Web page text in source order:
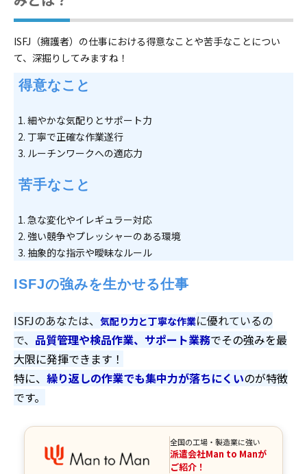
ISFJ（擁護者）の仕事における得意なことや苦手なことについ
て、深掘りしてみますね！
得意なこと
細やかな気配りとサポート力
丁寧で正確な作業遂行
ルーチンワークへの適応力
苦手なこと
急な変化やイレギュラー対応
強い競争やプレッシャーのある環境
抽象的な指示や曖昧なルール
ISFJの強みを生かせる仕事
ISFJのあなたは、 気配り力と丁寧な作業に優れているの
で、 品質管理や検品作業、サポート業務でその強みを最
大限に発揮できます！
特に、 繰り返しの作業でも集中力が落ちにくいのが特徴
です。
全国の工場・製造業に強い
派遣会社Man to Manが
ご紹介！